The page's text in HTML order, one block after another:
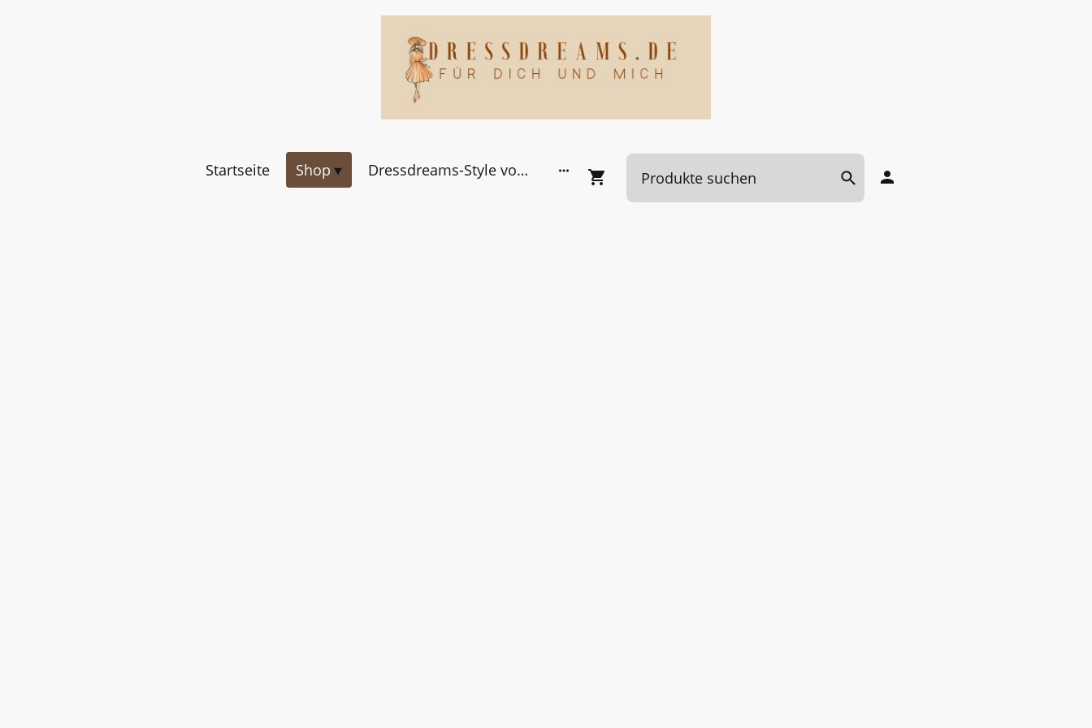
Startseite Shop Dressdreams-Style von Kundinnen